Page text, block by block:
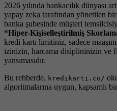
2026 yılında bankacılık dünyası
yapay zeka tarafından yönetilen
banka şubesinde müşteri
“Hiper-Kişiselleştirilmiş
kredi kartı limitiniz, sadece
izinizin, harcama disiplininizin ve
yansımasıdır.
Bu rehberde, kredikarti.co/
algoritmalarına uygun, kapsamlı